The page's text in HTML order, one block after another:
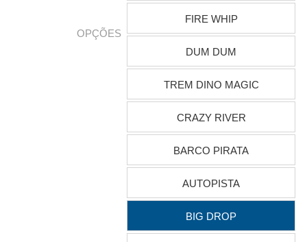
OPÇÕES
FIRE WHIP
DUM DUM
TREM DINO MAGIC
CRAZY RIVER
BARCO PIRATA
AUTOPISTA
BIG DROP